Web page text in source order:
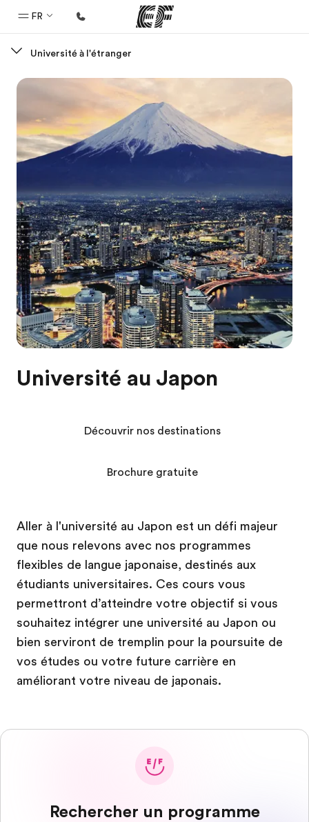
FR
Bienvenue chez EF
Programmes
Nos offres
Bureaux
A propos de nous
Qui sommes-nous ?
EF recrute
Rejoignez nos équipes
Université à l'étranger
Université au Japon
Aller à l'université au Japon est un défi majeur
que nous relevons avec nos programmes
flexibles de langue japonaise, destinés aux
étudiants universitaires. Ces cours vous
permettront d’atteindre votre objectif si vous
souhaitez intégrer une université au Japon ou
bien serviront de tremplin pour la poursuite de
vos études ou votre future carrière en
améliorant votre niveau de japonais.
Découvrir nos destinations
Brochure gratuite
Rechercher un programme